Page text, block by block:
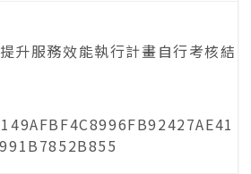
升服務效能執行計畫自行考核結